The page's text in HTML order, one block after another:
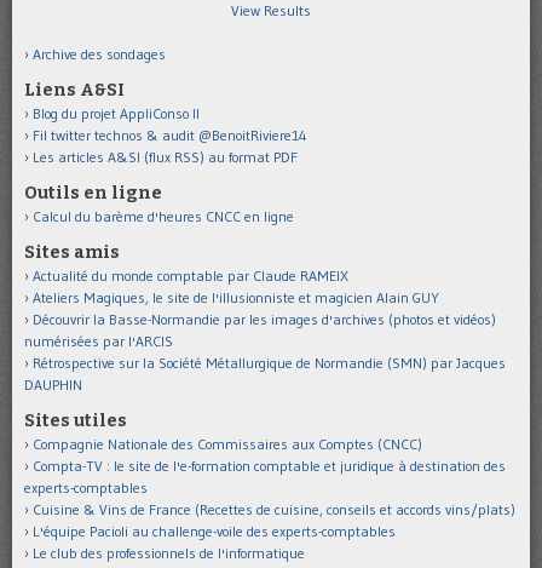
View Results
Archive des sondages
Liens A&SI
Blog du projet AppliConso II
Fil twitter technos & audit @BenoitRiviere14
Les articles A&SI (flux RSS) au format PDF
Outils en ligne
Calcul du barème d'heures CNCC en ligne
Sites amis
Actualité du monde comptable par Claude RAMEIX
Ateliers Magiques, le site de l'illusionniste et magicien Alain GUY
Découvrir la Basse-Normandie par les images d'archives (photos et vidéos)
numérisées par l'ARCIS
Rétrospective sur la Société Métallurgique de Normandie (SMN) par Jacques
DAUPHIN
Sites utiles
Compagnie Nationale des Commissaires aux Comptes (CNCC)
Compta-TV : le site de l'e-formation comptable et juridique à destination des
experts-comptables
Cuisine & Vins de France (Recettes de cuisine, conseils et accords vins/plats)
L'équipe Pacioli au challenge-voile des experts-comptables
Le club des professionnels de l'informatique